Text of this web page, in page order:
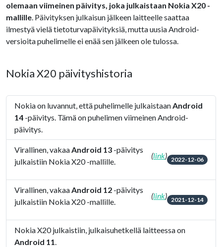
olemaan viimeinen päivitys, joka julkaistaan Nokia X20 -
mallille. Päivityksen julkaisun jälkeen laitteelle saattaa
ilmestyä vielä tietoturvapäivityksiä, mutta uusia Android-
versioita puhelimelle ei enää sen jälkeen ole tulossa.
Nokia X20 päivityshistoria
Nokia on luvannut, että puhelimelle julkaistaanAndroid
14 -päivitys. Tämä on puhelimen viimeinen Android-
päivitys.
Virallinen, vakaaAndroid 13 -päivitys
julkaistiin Nokia X20 -mallille.
(link) 2022-12-06
Virallinen, vakaaAndroid 12 -päivitys
julkaistiin Nokia X20 -mallille.
(link) 2021-12-14
Nokia X20 julkaistiin, julkaisuhetkellä laitteessa on
Android 11.